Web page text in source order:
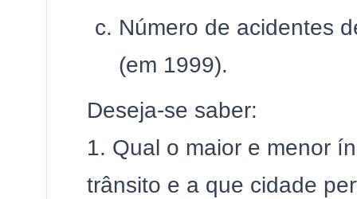
Número de acidentes
(em 1999).
Deseja-se saber:
1. Qual o maior e menor
trânsito e a que cidade